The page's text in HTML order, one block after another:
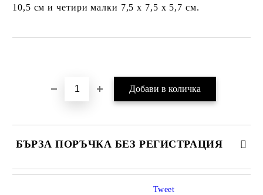
10,5 см и четири малки 7,5 х 7,5 х 5,7 см.
БЪРЗА ПОРЪЧКА БЕЗ РЕГИСТРАЦИЯ
Tweet